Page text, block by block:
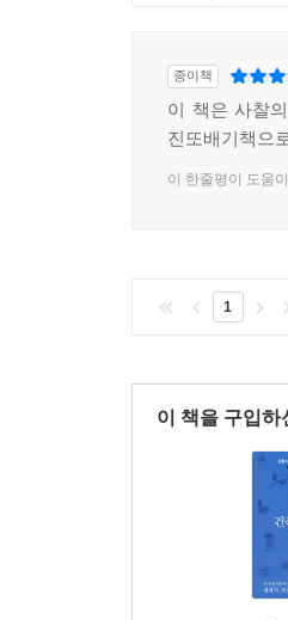
종이책
이 책은 사찰
진또배기책으
이 한줄평이 도움
1
이 책을 구입하